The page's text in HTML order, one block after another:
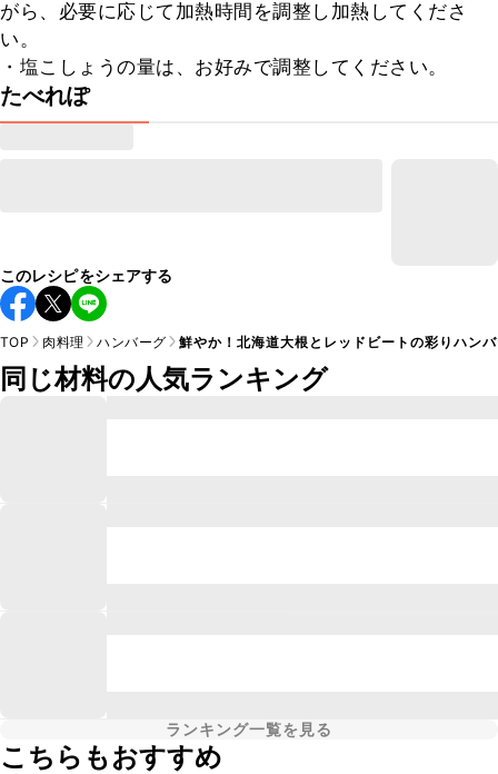
がら、必要に応じて加熱時間を調整し加熱してくださ
い。
・塩こしょうの量は、お好みで調整してください。
たべれぽ
このレシピをシェアする
TOP 肉料理 ハンバーグ 鮮やか！北海道大根とレッドビートの彩りハン
同じ材料の人気ランキング
ランキング一覧を見る
こちらもおすすめ